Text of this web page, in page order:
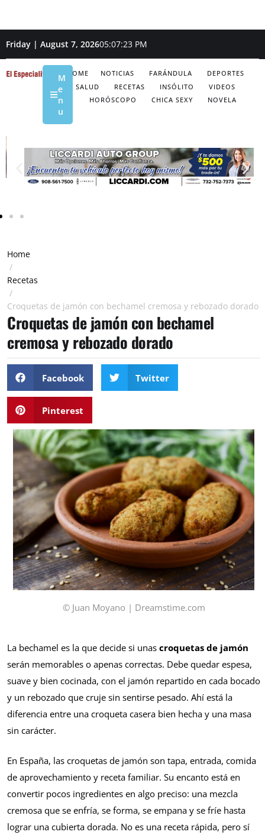
Friday | August 7, 202605:07:25 PM
HOME NOTICIAS FARÁNDULA
DEPORTES
SALUD
RECETAS INSÓLITO
VIDEOS
HORÓSCOPO
CHICA SEXY NOVELA
M
e
n
u
Home
/
Recetas
/
Croquetas de jamón con bechamel cremosa y rebozado dorado
Croquetas de jamón con bechamel
cremosa y rebozado dorado
Facebook Twitter
Pinterest
© Juan Moyano | Dreamstime.com
La bechamel es la que decide si unas croquetas de jamón
serán memorables o apenas correctas. Debe quedar espesa,
suave y bien cocinada, con el jamón repartido en cada bocado
y un rebozado que cruje sin sentirse pesado. Ahí está la
diferencia entre una croqueta casera bien hecha y una masa
sin carácter.
En España, las croquetas de jamón son tapa, entrada, comida
de aprovechamiento y receta familiar. Su encanto está en
convertir pocos ingredientes en algo preciso: una mezcla
cremosa que se enfría, se forma, se empana y se fríe hasta
lograr una cubierta dorada. No es una receta rápida, pero sí